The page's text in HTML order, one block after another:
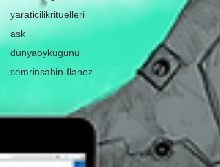
yaraticilikrituelleri
ask
dunyaoykugunu
semrinsahin-flanoz